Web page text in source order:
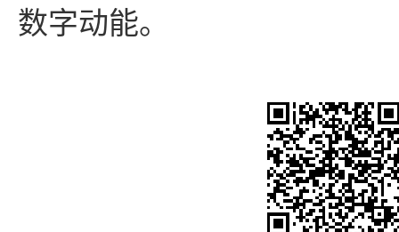
数字动能。